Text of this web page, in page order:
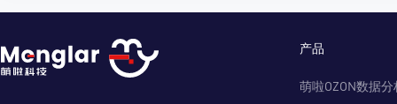
产品
萌啦OZON数据分